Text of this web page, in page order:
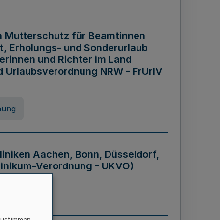
Mutterschutz für Beamtinnen
Erholungs- und Sonderurlaub
und Richter im Land
NRW - FrUrlV
Aachen, Bonn, Düsseldorf,
Verordnung - UKVO)